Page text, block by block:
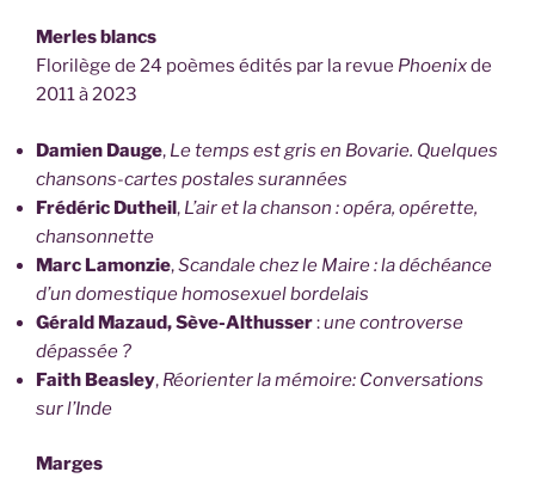
Merles blancs
Florilège de 24 poèmes édités par la revue Phoenixde
2011 à 2023
Damien Dauge, Le temps est gris en Bovarie. Quelques
chansons-cartes postales surannées
Frédéric Dutheil, L’air et la chanson : opéra, opérette,
chansonnette
Marc Lamonzie,Scandale chez le Maire : la déchéance
d’un domestique homosexuel bordelais
Gérald Mazaud, Sève-Althusser:une controverse
dépassée ?
Faith Beasley, Réorienter la mémoire: Conversations
sur l’Inde
Marges